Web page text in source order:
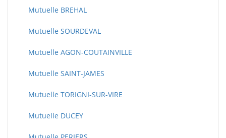
Mutuelle BREHAL
Mutuelle SOURDEVAL
Mutuelle AGON-COUTAINVILLE
Mutuelle SAINT-JAMES
Mutuelle TORIGNI-SUR-VIRE
Mutuelle DUCEY